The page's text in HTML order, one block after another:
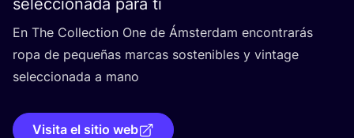
seleccionada para ti
En The Collec­tion One de Áms­ter­dam encon­tra­rás
ropa de peque­ñas mar­cas sos­te­ni­bles y vin­ta­ge
selec­cio­na­da a mano
Visita el sitio web